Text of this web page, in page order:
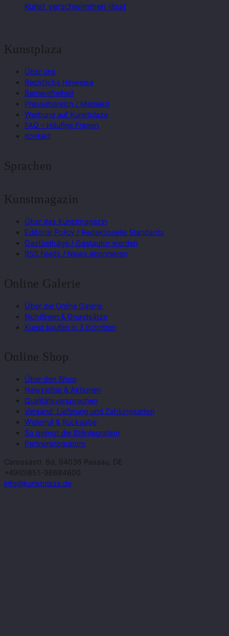
Kunst verschwimmen lässt
Kunstplaza
Über uns
Rechtliche Hinweise
Barrierefreiheit
Pressebereich / Mediakit
Werbung auf Kunstplaza
FAQ – Häufige Fragen
Kontakt
Sprachen
Kunstmagazin
Über das Kunstmagazin
Editorial Policy / Redaktionelle Standards
Gastbeiträge / Gastautor werden
RSS Feeds / News abonnieren
Online Galerie
Über die Online Galerie
Richtlinien & Grundsätze
Kunst kaufen in 3 Schritten
Online Shop
Über den Shop
Newsletter & Aktionen
Qualitätsversprechen
Versand, Lieferung und Zahlungsarten
Widerruf & Rückgabe
So gelingt die Stilintegration
Partnerprogramm
Carossastr. 8d, 94036 Passau, DE
+49(0)851-96684600
info@kunstplaza.de